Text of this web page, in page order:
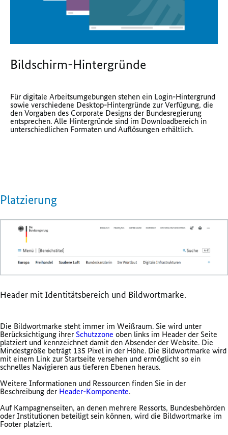
Bildschirm-Hintergründe
Für digitale Arbeitsumgebungen stehen ein Login-Hintergrund
sowie verschiedene Desktop-Hintergründe zur Verfügung, die
den Vorgaben des Corporate Designs der Bundesregierung
entsprechen. Alle Hintergründe sind im Downloadbereich in
unterschiedlichen Formaten und Auflösungen erhältlich.
Platzierung
Header mit Identitätsbereich und Bildwortmarke.
Die Bildwortmarke steht immer im Weißraum. Sie wird unter
Berücksichtigung ihrer Schutzzone oben links im Header der Seite
platziert und kennzeichnet damit den Absender der Website. Die
Mindestgröße beträgt 135 Pixel in der Höhe. Die Bildwortmarke wird
mit einem Link zur Startseite versehen und ermöglicht so ein
schnelles Navigieren aus tieferen Ebenen heraus.
Weitere Informationen und Ressourcen finden Sie in der
Beschreibung der Header-Komponente.
Auf Kampagnenseiten, an denen mehrere Ressorts, Bundesbehörden
oder Institutionen beteiligt sein können, wird die Bildwortmarke im
Footer platziert.